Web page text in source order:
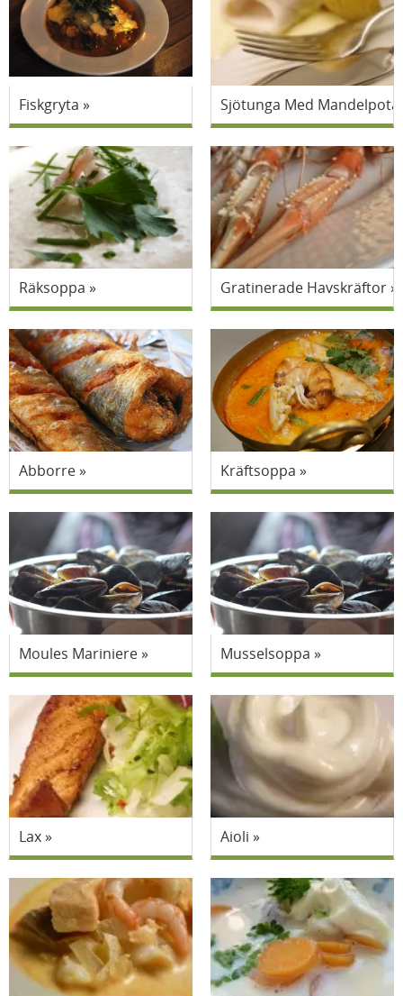
Fiskgryta Sjötunga Med
Räksoppa Gratinerade Havskräftor
Abborre Kräftsoppa
Moules Mariniere Musselsoppa
Lax Aioli